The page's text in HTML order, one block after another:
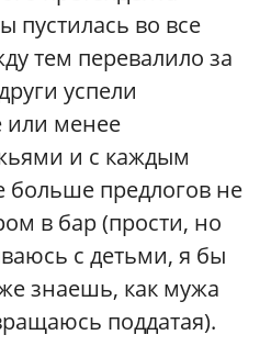
пустилась во все
тем перевалило за
успели
или менее
и с каждым
больше предлогов не
в бар (прости, но
с детьми, я бы
знаешь, как мужа
поддатая).